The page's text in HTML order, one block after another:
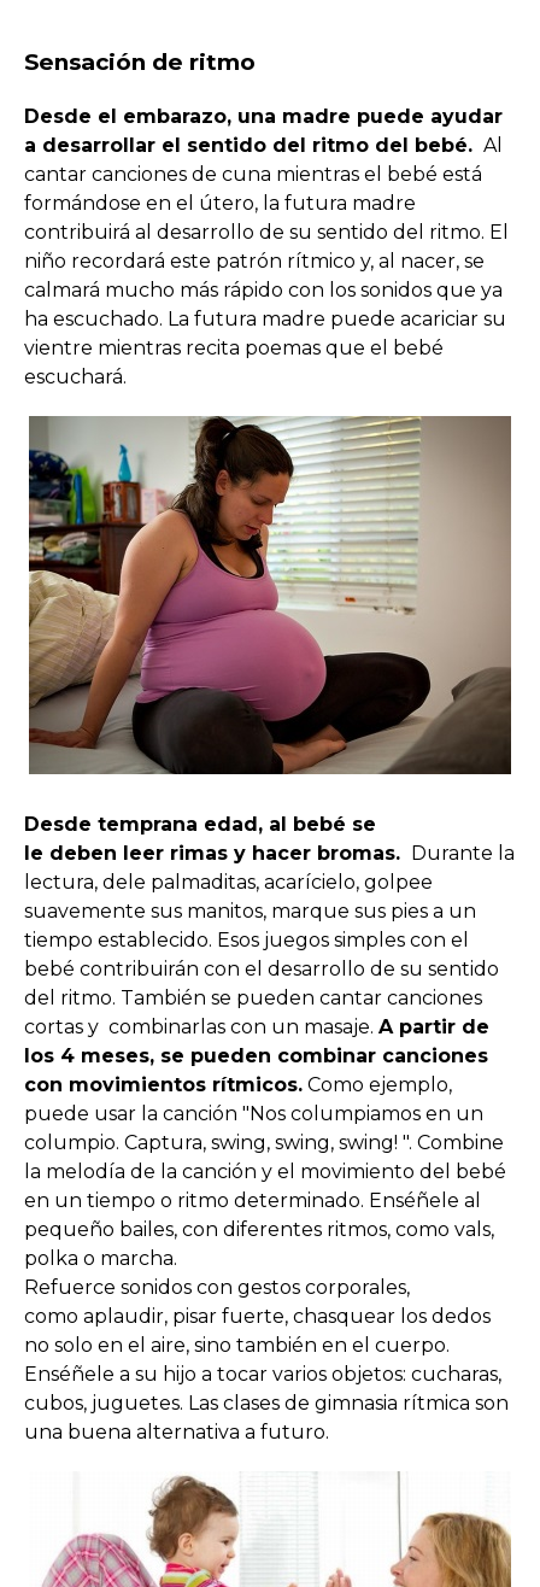
Sensación de ritmo
Desde el embarazo, una madre puede ayudar
a desarrollar el sentido del ritmo del bebé. Al
cantar canciones de cuna mientras el bebé está
formándose en el útero, la futura madre
contribuirá al desarrollo de su sentido del ritmo. El
niño recordará este patrón rítmico y, al nacer, se
calmará mucho más rápido con los sonidos que ya
ha escuchado. La futura madre puede acariciar su
vientre mientras recita poemas que el bebé
escuchará.
Desde temprana edad, al bebé se
le deben leer rimas y hacer bromas. Durante la
lectura, dele palmaditas, acarícielo, golpee
suavemente sus manitos, marque sus pies a un
tiempo establecido. Esos juegos simples con el
bebé contribuirán con el desarrollo de su sentido
del ritmo. También se pueden cantar canciones
cortas y combinarlas con un masaje. A partir de
los 4 meses, se pueden combinar canciones
con movimientos rítmicos. Como ejemplo,
puede usar la canción "Nos columpiamos en un
columpio. Captura, swing, swing, swing! ". Combine
la melodía de la canción y el movimiento del bebé
en un tiempo o ritmo determinado. Enséñele al
pequeño bailes, con diferentes ritmos, como vals,
polka o marcha.
Refuerce sonidos con gestos corporales,
como aplaudir, pisar fuerte, chasquear los dedos
no solo en el aire, sino también en el cuerpo.
Enséñele a su hijo a tocar varios objetos: cucharas,
cubos, juguetes. Las clases de gimnasia rítmica son
una buena alternativa a futuro.